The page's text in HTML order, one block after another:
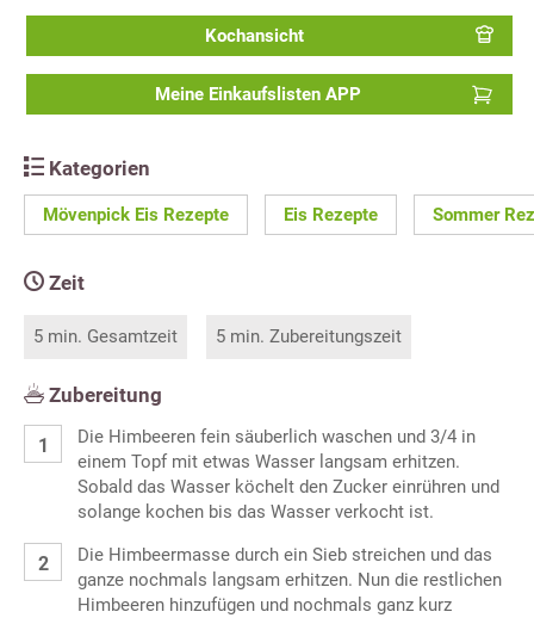
Kochansicht
Meine Einkaufslisten APP
Kategorien
Mövenpick Eis Rezepte Eis Rezepte Sommer
Zeit
5 min. Gesamtzeit 5 min. Zubereitungszeit
Zubereitung
Die Himbeeren fein säuberlich waschen und 3/4 in
einem Topf mit etwas Wasser langsam erhitzen.
Sobald das Wasser köchelt den Zucker einrühren und
solange kochen bis das Wasser verkocht ist.
Die Himbeermasse durch ein Sieb streichen und das
ganze nochmals langsam erhitzen. Nun die restlichen
Himbeeren hinzufügen und nochmals ganz kurz